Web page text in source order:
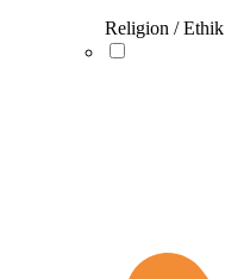
Religion / Ethik